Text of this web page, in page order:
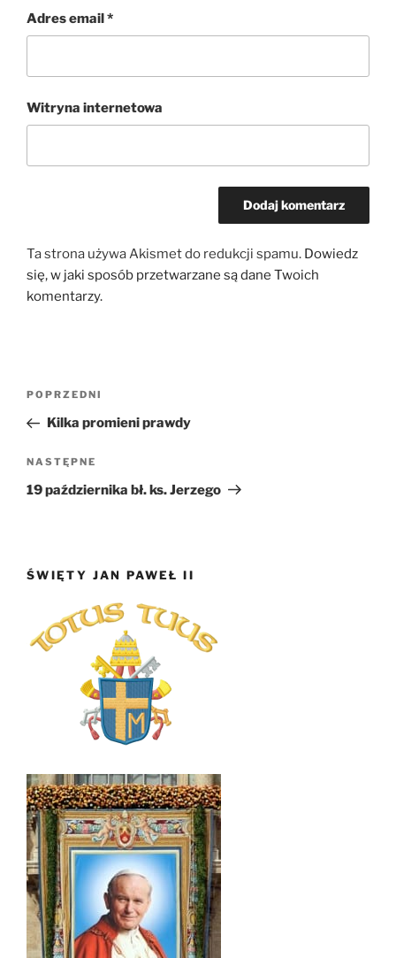
Adres email*
Witryna internetowa
Ta strona używa Akismet do redukcji spamu. Dowiedz
się, w jaki sposób przetwarzane są dane Twoich
komentarzy.
Nawigacja
Poprzedni
wpis
POPRZEDNI
Kilka promieni prawdy
Następny
wpis
NASTĘPNE
19 października bł. ks. Jerzego
ŚWIĘTY JAN PAWEŁ II